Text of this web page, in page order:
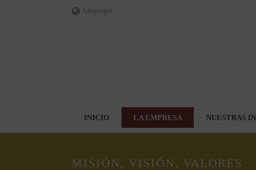
Languages
INICIO LA EMPRESA NUESTRAS
MISIÓN, VISIÓN, VALORES